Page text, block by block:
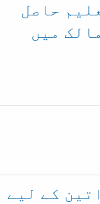
حاصل
میں
کے لیے